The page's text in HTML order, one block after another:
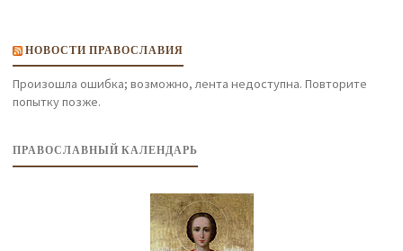
НОВОСТИ ПРАВОСЛАВИЯ
Произошла ошибка; возможно, лента недоступна. Повторите
попытку позже.
ПРАВОСЛАВНЫЙ КАЛЕНДАРЬ